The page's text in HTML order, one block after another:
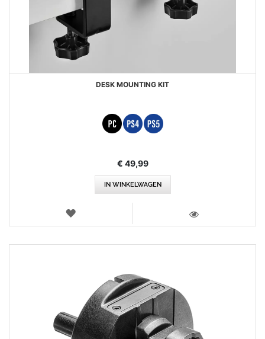
DESK MOUNTING KIT
€ 49,99
IN WINKELWAGEN
VERLANGLIJST